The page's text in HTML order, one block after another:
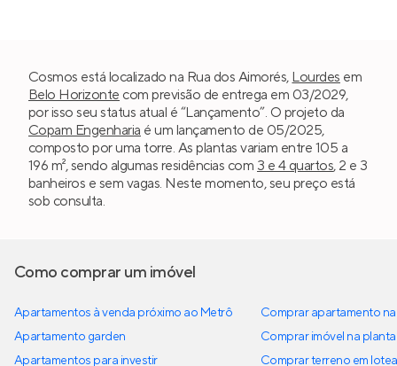
Cosmos está localizado na Rua dos Aimorés, Lourdes em
Belo Horizonte com previsão de entrega em 03/2029,
por isso seu status atual é “Lançamento”. O projeto da
Copam Engenharia é um lançamento de 05/2025,
composto por uma torre. As plantas variam entre 105 a
196 m², sendo algumas residências com 3 e 4 quartos, 2 e 3
banheiros e sem vagas. Neste momento, seu preço está
sob consulta.
Como comprar um imóvel
Apartamentos à venda próximo ao Metrô
Apartamento garden
Apartamentos para investir
Comprar apartamento
Comprar imóvel na planta
Comprar terreno em